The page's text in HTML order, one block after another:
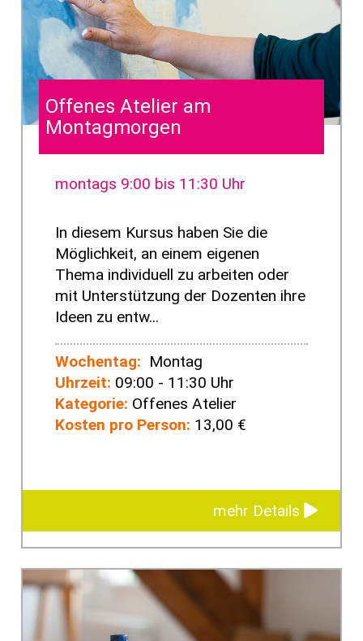
Offenes Atelier am
Montagmorgen
montags 9:00 bis 11:30 Uhr
In diesem Kursus haben Sie die
Möglichkeit, an einem eigenen
Thema individuell zu arbeiten oder
mit Unterstützung der Dozenten ihre
Ideen zu entw...
Wochentag: Montag
Uhrzeit: 09:00 - 11:30 Uhr
Kategorie: Offenes Atelier
Kosten pro Person: 13,00 €
mehr Details